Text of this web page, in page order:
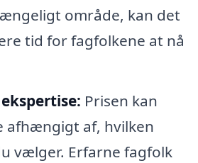
område, kan det
tid for fagfolkene at nå
Prisen kan
afhængigt af, hvilken
vælger. Erfarne fagfolk